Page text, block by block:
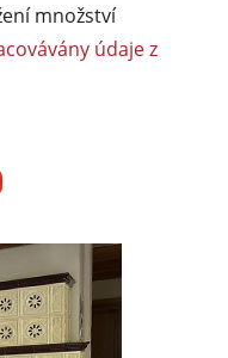
množství
údaje z